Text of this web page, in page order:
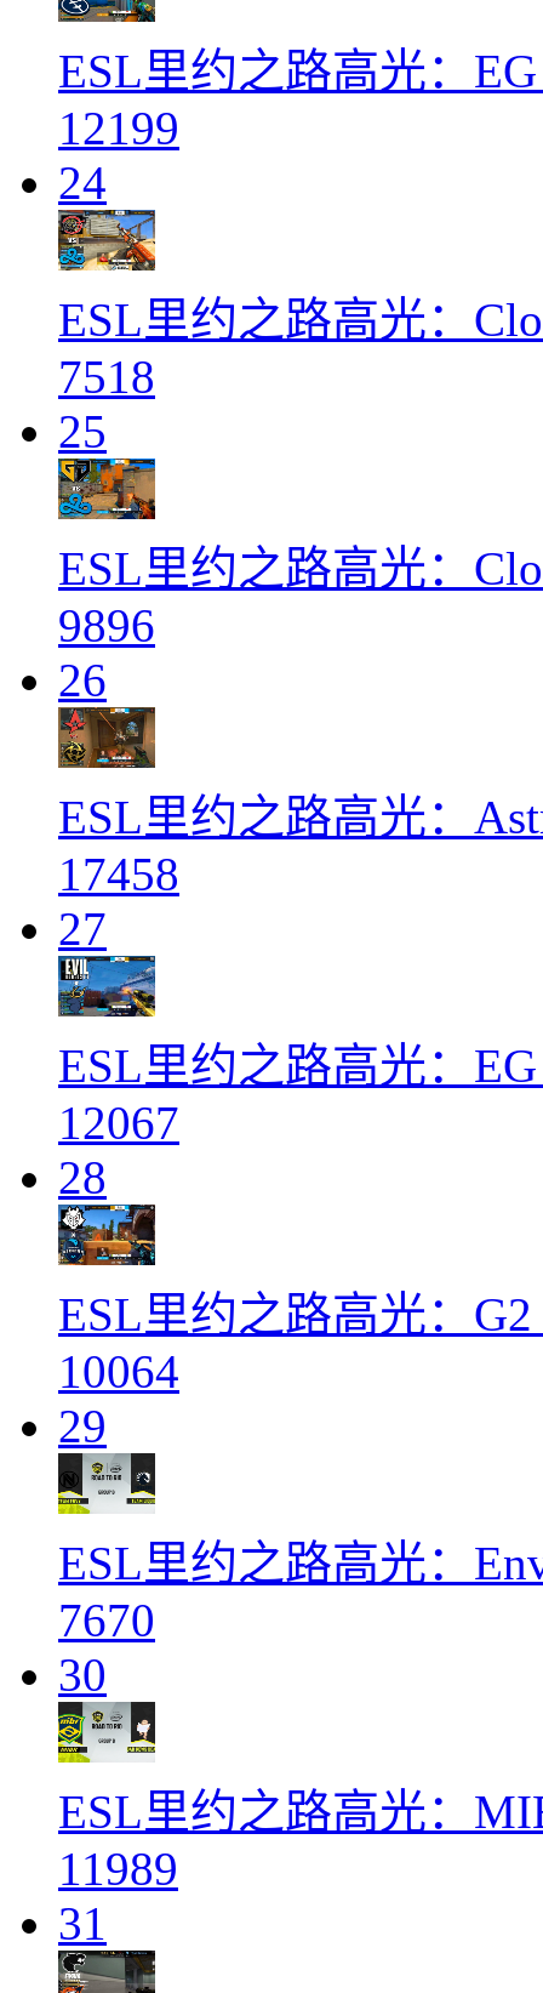
ESL里约之路高光：
12199
24
ESL里约之路高光：
7518
25
ESL里约之路高光：
9896
26
ESL里约之路高光：
17458
27
ESL里约之路高光：
12067
28
ESL里约之路高光：
10064
29
ESL里约之路高光：
7670
30
ESL里约之路高光：
11989
31